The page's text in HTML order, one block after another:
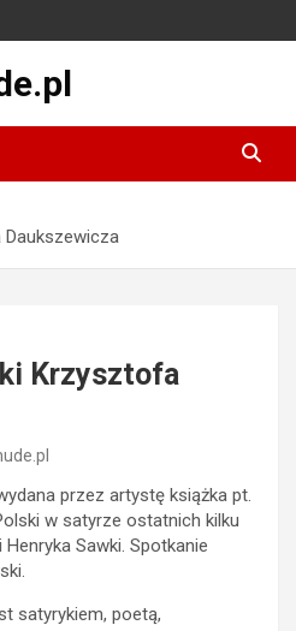
Krzysztofa
przez artystę książka pt.
w satyrze ostatnich kilku
Sawki. Spotkanie
satyrykiem, poetą,